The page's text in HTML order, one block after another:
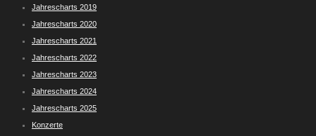
Jahrescharts 2019
Jahrescharts 2020
Jahrescharts 2021
Jahrescharts 2022
Jahrescharts 2023
Jahrescharts 2024
Jahrescharts 2025
Konzerte